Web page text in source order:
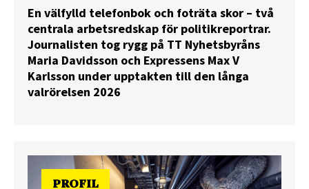
En välfylld telefonbok och foträta skor – två
centrala arbetsredskap för politikreportrar.
Journalisten tog rygg på TT Nyhetsbyråns
Maria Davidsson och Expressens Max V
Karlsson under upptakten till den långa
valrörelsen 2026
PROFIL